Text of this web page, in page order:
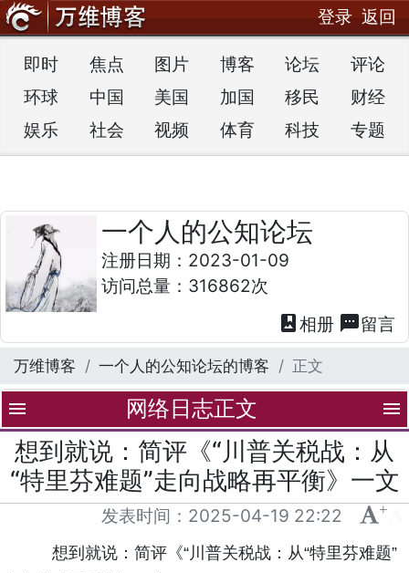
登录 返回
即时 焦点 图片 博客 论坛
评论
环球
中国 美国 加国 移民
财经
娱乐
社会 视频 体育 科技 专题
一个人的公知论坛
注册日期：2023-01-09
访问总量：316862次
photo_album 相册 textsms留言
万维博客 一个人的公知论坛的博客 正文
menu 网络日志正文 menu
想到就说：简评《“川普关税战：从
“特里芬难题”走向战略再平衡》一文
发表时间： 2025-04-19 22:22 +
想到就说：简评《“川普关税战：从“特里芬难题”